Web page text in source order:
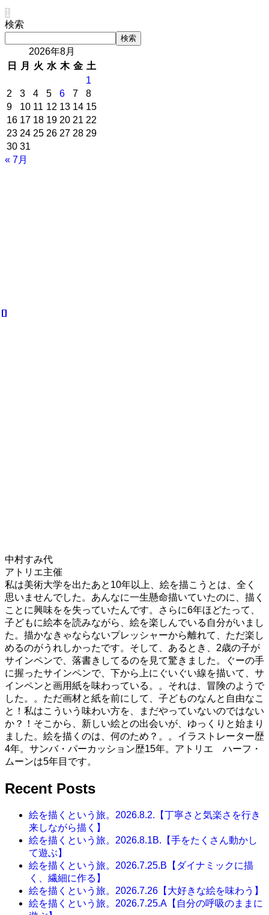
1
検索
検索
2026年8月
日
月 火 水 木 金 土
1
2
3 4 5 6 7
8
9
10 11 12 13 14 15
16 17 18 19 20 21 22
23 24 25 26 27 28 29
30 31
« 7月
中村すみ代
アトリエ主催
私は美術大学を出たあと10年以上、絵を描こうとは、全く
思いませんでした。あんなに一生懸命描いていたのに、描く
ことに興味をを失っていたんです。さらに6年ほどたって、
子どもに絵本を読みながら、絵を楽しんでいる自分がいまし
た。描かなきゃならないプレッシャーから離れて、ただ楽し
めるのがうれしかったです。そして、あるとき、2歳の子が
サインペンで、落書きしてるのを見て驚きました。ぐーの手
に握ったサインペンで、下から上にぐいぐい線を描いて、サ
インペンと画用紙を味わっている。。それは、冒険のようで
した。。ただ画材と紙を前にして、子どものなんと自由なこ
と！私はこういう味わい方を、まだやっていないのではない
か？！そこから、新しい絵との出会いが、ゆっくりと始まり
ました。絵を描くのは、何のため？。。イラストレーター歴
4年。サンバ・パーカッション歴15年。アトリエ ハーフ・
ムーンは5年目です。
Recent Posts
絵を描くという旅。2026.8.2.【丁寧さと気楽さを行き
来しながら描く】
絵を描くという旅。2026.8.1B.【手をたくさん動かし
て遊ぶ】
絵を描くという旅。2026.7.25.B【ダイナミックに描
く、繊細に作る】
絵を描くという旅。2026.7.26【大好きな絵を味わう】
絵を描くという旅。2026.7.25.A【自分の呼吸のままに